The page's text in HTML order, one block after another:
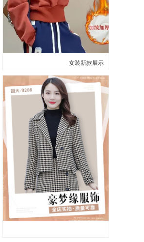
女装新款展示